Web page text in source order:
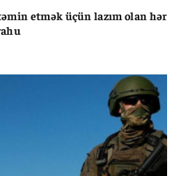
etmək üçün lazım olan hər